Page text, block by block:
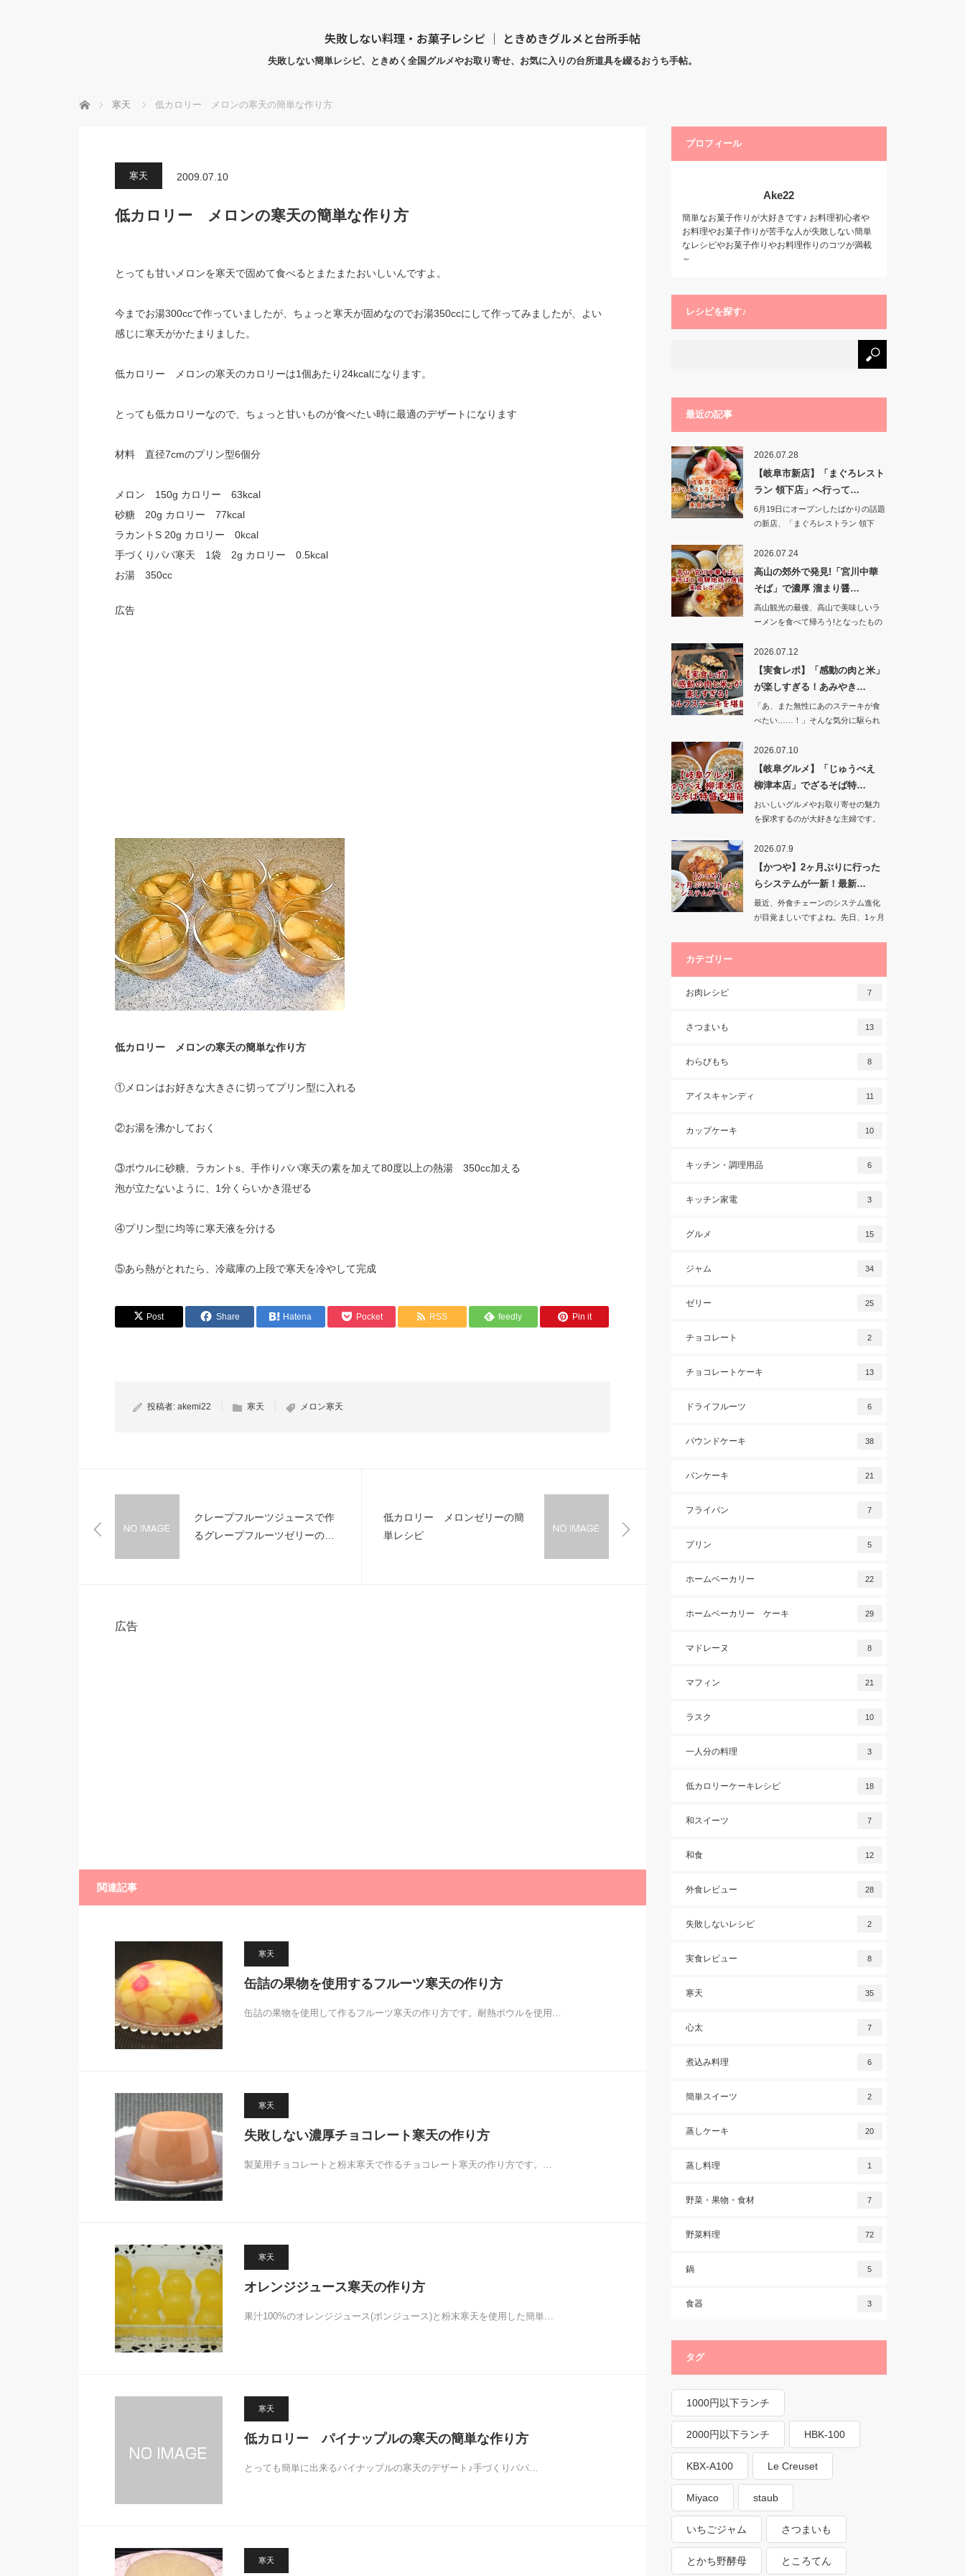
失敗しない料理・お菓子レシピ ｜ ときめきグルメと台所手帖
失敗しない簡単レシピ、ときめく全国グルメやお取り寄せ、お気に入りの台所道具を綴るおうち手帖。
ホーム 寒天 低カロリー メロンの寒天の簡単な作り方
寒天 2009.07.10
低カロリー メロンの寒天の簡単な作り方
とっても甘いメロンを寒天で固めて食べるとまたまたおいしいんですよ。
今までお湯300ccで作っていましたが、ちょっと寒天が固めなのでお湯350ccにして作ってみましたが、よい
感じに寒天がかたまりました。
低カロリー メロンの寒天のカロリーは1個あたり24kcalになります。
とっても低カロリーなので、ちょっと甘いものが食べたい時に最適のデザートになります
材料 直径7cmのプリン型6個分
メロン 150g カロリー 63kcal
砂糖 20g カロリー 77kcal
ラカントS 20g カロリー 0kcal
手づくりパパ寒天 1袋 2g カロリー 0.5kcal
お湯 350cc
広告
低カロリー メロンの寒天の簡単な作り方
①メロンはお好きな大きさに切ってプリン型に入れる
②お湯を沸かしておく
③ボウルに砂糖、ラカントs、手作りパパ寒天の素を加えて80度以上の熱湯 350cc加える
泡が立たないように、1分くらいかき混ぜる
④プリン型に均等に寒天液を分ける
⑤あら熱がとれたら、冷蔵庫の上段で寒天を冷やして完成
Post Share Hatena Pocket RSS feedly Pin it
投稿者: akemi22 寒天 メロン寒天
クレープフルーツジュースで作
るグレープフルーツゼリーの簡
低カロリー メロンゼリーの簡
単レシピ
広告
関連記事
寒天
缶詰の果物を使用するフルーツ寒天の作り方
缶詰の果物を使用して作るフルーツ寒天の作り方です。耐熱ボウルを使用…
寒天
失敗しない濃厚チョコレート寒天の作り方
製菓用チョコレートと粉末寒天で作るチョコレート寒天の作り方です。…
寒天
オレンジジュース寒天の作り方
果汁100%のオレンジジュース(ポンジュース)と粉末寒天を使用した簡単…
寒天
低カロリー パイナップルの寒天の簡単な作り方
とっても簡単に出来るパイナップルの寒天のデザート♪手づくりパパ…
寒天
プロフィール
Ake22
簡単なお菓子作りが大好きです♪ お料理初心者や
お料理やお菓子作りが苦手な人が失敗しない簡単
なレシピやお菓子作りやお料理作りのコツが満載
～
レシピを探す♪
最近の記事
2026.07.28
【岐阜市新店】「まぐろレスト
ラン 領下店」へ行って…
6月19日にオープンしたばかりの話題
の新店、「まぐろレストラン 領下
2026.07.24
高山の郊外で発見!「宮川中華
そば」で濃厚 溜まり醤…
高山観光の最後、高山で美味しいラ
ーメンを食べて帰ろう!となったもの
2026.07.12
【実食レポ】「感動の肉と米」
が楽しすぎる！あみやき…
「あ、また無性にあのステーキが食
べたい……！」そんな気分に駆られ
2026.07.10
【岐阜グルメ】「じゅうべえ
柳津本店」でざるそば特…
おいしいグルメやお取り寄せの魅力
を探求するのが大好きな主婦です。
2026.07.9
【かつや】2ヶ月ぶりに行った
らシステムが一新！最新…
最近、外食チェーンのシステム進化
が目覚ましいですよね。先日、1ヶ月
カテゴリー
お肉レシピ 7
さつまいも 13
わらびもち 8
アイスキャンディ 11
カップケーキ 10
キッチン・調理用品 6
キッチン家電 3
グルメ 15
ジャム 34
ゼリー 25
チョコレート 2
チョコレートケーキ 13
ドライフルーツ 6
パウンドケーキ 38
パンケーキ 21
フライパン 7
プリン 5
ホームベーカリー 22
ホームベーカリー ケーキ 29
マドレーヌ 8
マフィン 21
ラスク 10
一人分の料理 3
低カロリーケーキレシピ 18
和スイーツ 7
和食 12
外食レビュー 28
失敗しないレシピ 2
実食レビュー 8
寒天 35
心太 7
煮込み料理 6
簡単スイーツ 2
蒸しケーキ 20
蒸し料理 1
野菜・果物・食材 7
野菜料理 72
鍋 5
食器 3
タグ
1000円以下ランチ
2000円以下ランチ HBK-100
KBX-A100 Le Creuset
Miyaco staub
いちごジャム さつまいも
とかち野酵母 ところてん